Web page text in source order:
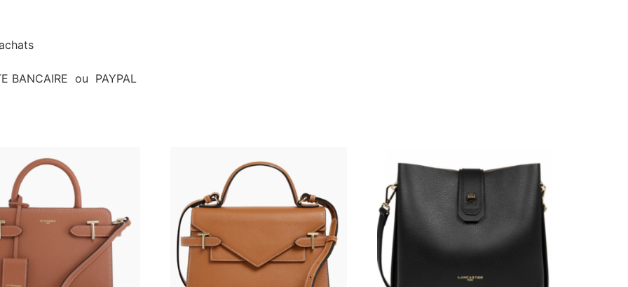
BANCAIRE ou PAYPAL